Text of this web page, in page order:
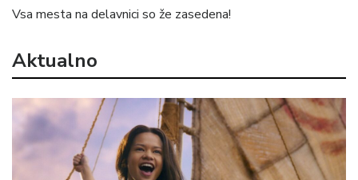
Vsa mesta na delavnici so že zasedena!
Aktualno